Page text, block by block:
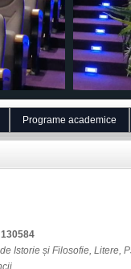
Programe academice
Istorie și Filosofie, Litere,